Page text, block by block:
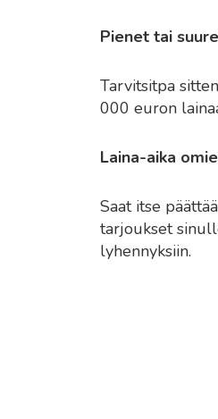
Pienet tai
Tarvitsitpa
000 euron
Laina-aika
Saat itse
tarjoukset
lyhennyksiin.